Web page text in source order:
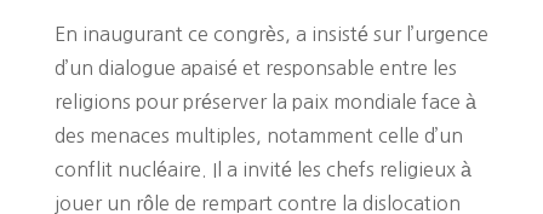
En inaugurant ce congrès, a insisté sur l’urgence
d’un dialogue apaisé et responsable entre les
religions pour préserver la paix mondiale face à
des menaces multiples, notamment celle d’un
conflit nucléaire. Il a invité les chefs religieux à
jouer un rôle de rempart contre la dislocation